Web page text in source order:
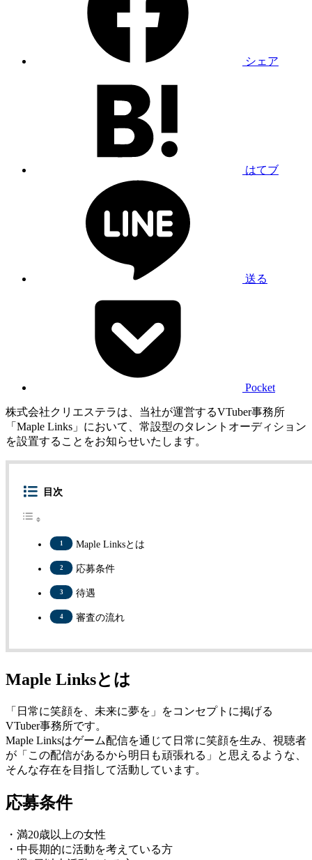
シェア
はてブ
送る
Pocket
株式会社クリエステラは、当社が運営するVTuber事務所
「Maple Links」において、常設型のタレントオーディション
を設置することをお知らせいたします。
目次
Maple Linksとは
応募条件
待遇
審査の流れ
Maple Linksとは
「日常に笑顔を、未来に夢を」をコンセプトに掲げる
VTuber事務所です。
Maple Linksはゲーム配信を通じて日常に笑顔を生み、視聴者
が「この配信があるから明日も頑張れる」と思えるような、
そんな存在を目指して活動しています。
応募条件
・満20歳以上の女性
・中長期的に活動を考えている方